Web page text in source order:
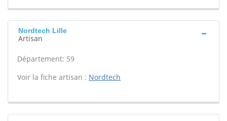
Nordtech Lille
Artisan
Département: 59
Voir la fiche artisan : Nordtech